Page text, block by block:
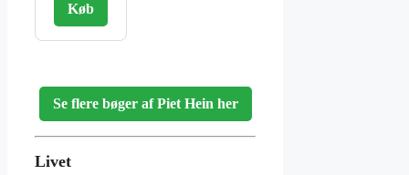
Køb
Se flere bøger af Piet Hein her
Livet